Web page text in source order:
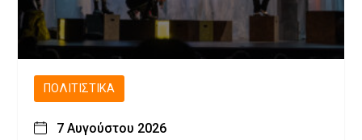
ΠΟΛΙΤΙΣΤΙΚΆ
7 Αυγούστου 2026